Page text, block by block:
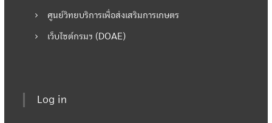
ศูนย์วิทยบริการเพื่อส่งเสริมการเกษตร
เว็บไซต์กรมฯ (DOAE)
Log in